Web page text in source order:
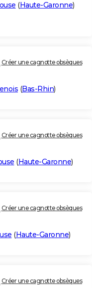
(Haute-Garonne)
Créer une cagnotte obsèques
(Bas-Rhin)
Créer une cagnotte obsèques
(Haute-Garonne)
Créer une cagnotte obsèques
(Haute-Garonne)
Créer une cagnotte obsèques